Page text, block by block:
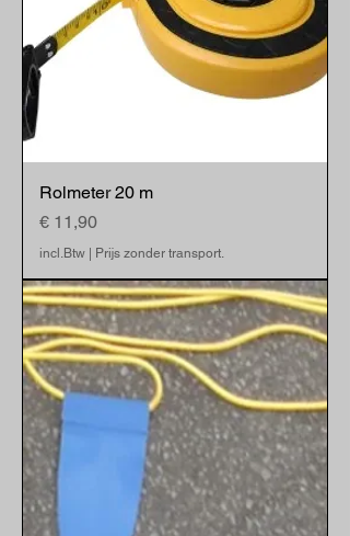
Rolmeter 20 m
Prijs
€ 11,90
incl.Btw | Prijs zonder transport.